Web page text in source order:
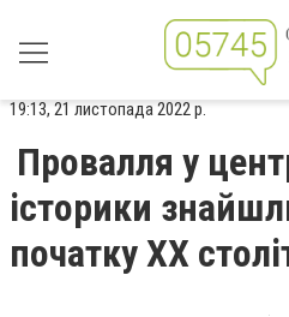
19:13, 21 листопада 2022 р.
Провалля у
історики
початку ХХ